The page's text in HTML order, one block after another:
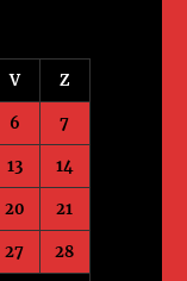
V Z
6 7
13 14
20 21
27 28